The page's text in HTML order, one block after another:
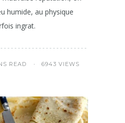
humide, au physique
ingrat.
READ 6943 VIEWS